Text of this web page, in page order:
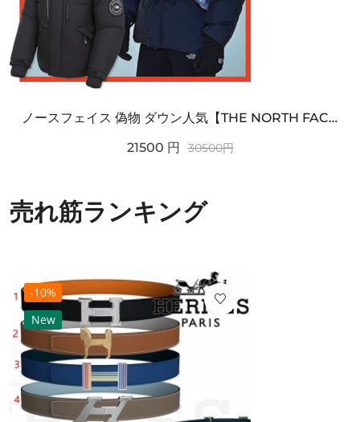
ノースフェイス 偽物 ダウン人気【THE NORTH FACE】M'S 7 SUMMIT HIM...
21500 円 30500円
売れ筋ランキング
-10%
New